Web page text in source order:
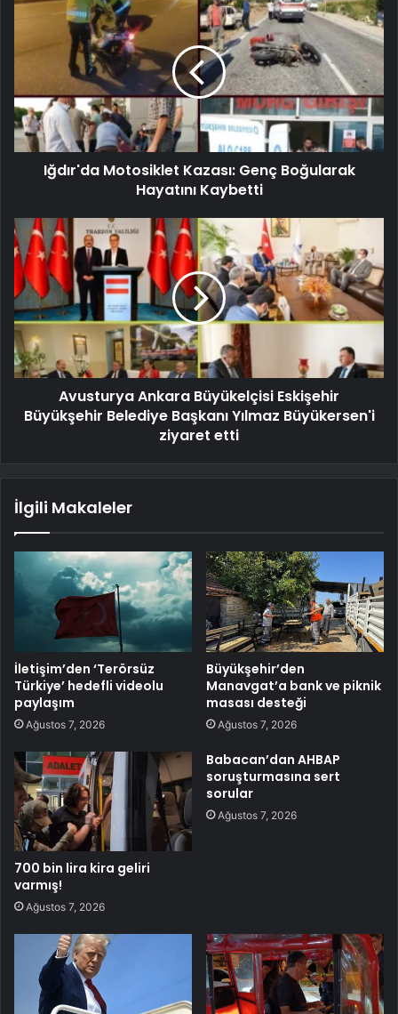
Iğdır'da Motosiklet Kazası: Genç Boğularak
Hayatını Kaybetti
Avusturya Ankara Büyükelçisi Eskişehir
Büyükşehir Belediye Başkanı Yılmaz Büyükersen'i
ziyaret etti
İlgili Makaleler
İletişim’den ‘Terörsüz
Türkiye’ hedefli videolu
paylaşım
Ağustos 7, 2026
Büyükşehir’den
Manavgat’a bank ve piknik
masası desteği
Ağustos 7, 2026
700 bin lira kira geliri
varmış!
Ağustos 7, 2026
Babacan’dan AHBAP
soruşturmasına sert
sorular
Ağustos 7, 2026